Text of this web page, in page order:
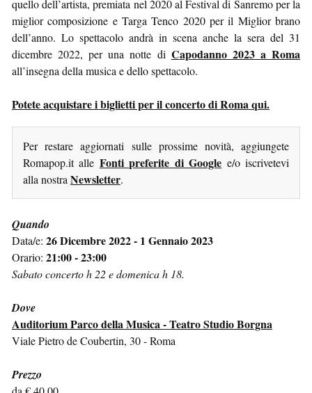
quello dell’artista, premiata nel 2020 al Festival di Sanremo per la
miglior composizione e Targa Tenco 2020 per il Miglior brano
dell’anno. Lo spettacolo andrà in scena anche la sera del 31
dicembre 2022, per una notte di Capodanno 2023 a Roma
all’insegna della musica e dello spettacolo.
Potete acquistare i biglietti per il concerto di Roma qui.
Per restare aggiornati sulle prossime novità, aggiungete
Romapop.it alle Fonti preferite di Google e/o iscrivetevi
alla nostra Newsletter.
Quando
Data/e: 26 Dicembre 2022 - 1 Gennaio 2023
Orario: 21:00 - 23:00
Sabato concerto h 22 e domenica h 18.
Dove
Auditorium Parco della Musica - Teatro Studio Borgna
Viale Pietro de Coubertin, 30 - Roma
Prezzo